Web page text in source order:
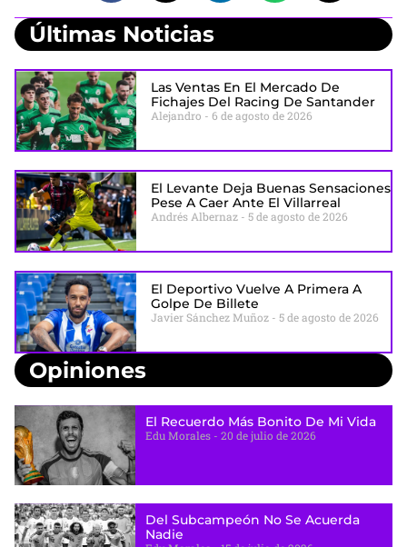
Últimas Noticias
Las Ventas En El Mercado De
Fichajes Del Racing De Santander
Alejandro 6 de agosto de 2026
El Levante Deja Buenas Sensaciones
Pese A Caer Ante El Villarreal
Andrés Albernaz 5 de agosto de 2026
El Deportivo Vuelve A Primera A
Golpe De Billete
Javier Sánchez Muñoz 5 de agosto de 2026
Opiniones
El Recuerdo Más Bonito De Mi Vida
Edu Morales 20 de julio de 2026
Del Subcampeón No Se Acuerda
Nadie